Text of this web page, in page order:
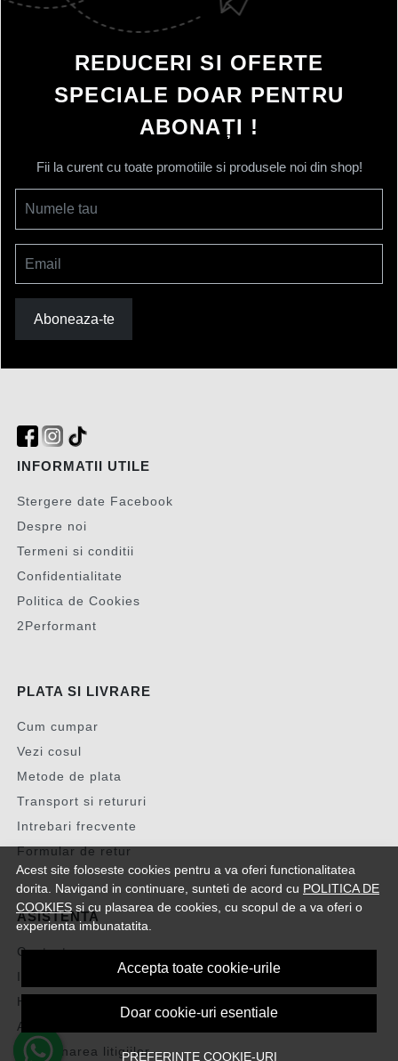
Acest site foloseste cookies pentru a va oferi functionalitatea
dorita. Navigand in continuare, sunteti de acord cu POLITICA DE
COOKIES si cu plasarea de cookies, cu scopul de a va oferi o
experienta imbunatatita.
Accepta toate cookie-urile
Doar cookie-uri esentiale
PREFERINTE COOKIE-URI
REDUCERI SI OFERTE
SPECIALE DOAR PENTRU
ABONAȚI !
Fii la curent cu toate promotiile si produsele noi din shop!
Numele tau
Email
Aboneaza-te
INFORMATII UTILE
Stergere date Facebook
Despre noi
Termeni si conditii
Confidentialitate
Politica de Cookies
2Performant
PLATA SI LIVRARE
Cum cumpar
Vezi cosul
Metode de plata
Transport si retururi
Intrebari frecvente
Formular de retur
ASISTENTA
Contacteaza-ne
Intrebari frecvente
Harta site
ANPC
Solutionarea litigiilor